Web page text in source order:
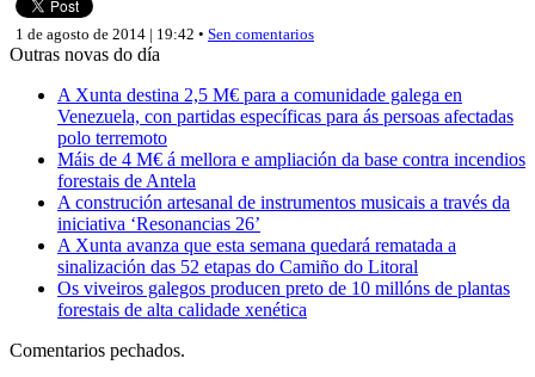
1 de agosto de 2014 | 19:42 • Sen comentarios
Outras novas do día
A Xunta destina 2,5 M€ para a comunidade galega en
Venezuela, con partidas específicas para ás persoas afectadas
polo terremoto
Máis de 4 M€ á mellora e ampliación da base contra incendios
forestais de Antela
A construción artesanal de instrumentos musicais a través da
iniciativa ‘Resonancias 26’
A Xunta avanza que esta semana quedará rematada a
sinalización das 52 etapas do Camiño do Litoral
Os viveiros galegos producen preto de 10 millóns de plantas
forestais de alta calidade xenética
Comentarios pechados.